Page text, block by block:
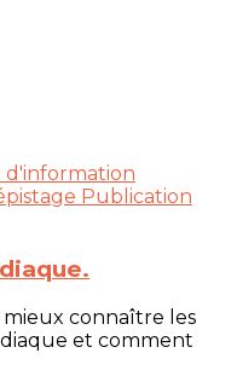
d'information
Publication
connaître les
et comment